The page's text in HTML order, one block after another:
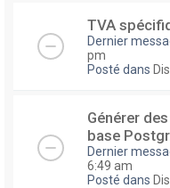
TVA
Dernier
pm
Posté dans
Générer
base
Dernier
6:49 am
Posté dans